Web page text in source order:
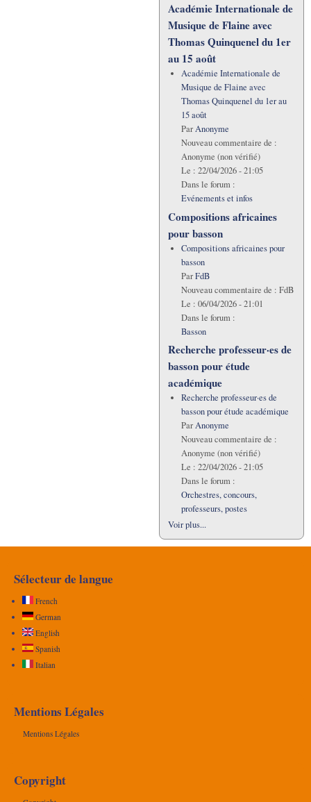
Académie Internationale de
Musique de Flaine avec
Thomas Quinquenel du 1er
au 15 août
Académie Internationale de
Musique de Flaine avec
Thomas Quinquenel du 1er au
15 août
ParAnonyme
Nouveau commentaire de :
Anonyme (non vérifié)
Le : 22/04/2026 - 21:05
Dans le forum :
Evénements et infos
Compositions africaines
pour basson
Compositions africaines pour
basson
ParFdB
Nouveau commentaire de : FdB
Le : 06/04/2026 - 21:01
Dans le forum :
Basson
Recherche professeur·es de
basson pour étude
académique
Recherche professeur·es de
basson pour étude académique
ParAnonyme
Nouveau commentaire de :
Anonyme (non vérifié)
Le : 22/04/2026 - 21:05
Dans le forum :
Orchestres, concours,
professeurs, postes
Voir plus...
Sélecteur de langue
French
German
English
Spanish
Italian
Mentions Légales
Mentions Légales
Copyright